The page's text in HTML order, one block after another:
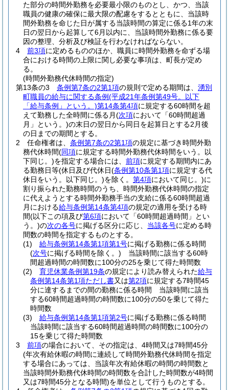
た部分の時間外勤務を必要最小限のものとし、かつ、当該
職員の健康の確保に最大限の配慮をするとともに、当該時
間外勤務を命じた日が属する当該時間の算定に係る1年の末
日の翌日から起算して6月以内に、当該時間外勤務に係る要
因の整理、分析及び検証を行わなければならない。
4
前3項に定めるもののほか、職員に時間外勤務を命ずる場
合における時間の上限に関し必要な事項は、町長が定め
る。
(時間外勤務代休時間の指定)
第13条の3
条例第7条の2第1項の規則で定める期間は、 湧別
町職員の給与に関する条例(平成21年条例第49号。以下
「給与条例」という。)第14条第4項に規定する60時間を超
えて勤務した全時間に係る月(次項において「60時間超過
月」という。)の末日の翌日から同日を起算日とする2月後
の日までの期間とする。
2
任命権者は、 条例第7条の2第1項の規定に基づき時間外勤
務代休時間(同項に規定する時間外勤務代休時間をいう。以
下同じ。)を指定する場合には、 前項に規定する期間内にあ
る勤務日等(休日及び代休日(条例第10条第1項に規定する代
休日をいう。以下同じ。)を除く。 第4項において同じ。)に
割り振られた勤務時間のうち、時間外勤務代休時間の指定
に代えようとする時間外勤務手当の支給に係る60時間超過
月における給与条例第14条第4項の規定の適用を受ける時
間(以下この項及び第6項において「60時間超過時間」とい
う。)の次の各号に掲げる区分に応じ、 当該各号に定める時
間数の時間を指定するものとする。
(1)
給与条例第14条第1項第1号に掲げる勤務に係る時間
(次号に掲げる時間を除く。) 当該時間に該当する60時
間超過時間の時間数に100分の25を乗じて得た時間数
(2)
育児休業条例第19条の規定により読み替えられた給与
条例第14条第1項ただし書又は第2項に規定する7時間45
分に達するまでの間の勤務に係る時間 当該時間に該当
する60時間超過時間の時間数に100分の50を乗じて得た
時間数
(3)
給与条例第14条第1項第2号に掲げる勤務に係る時間
当該時間に該当する60時間超過時間の時間数に100分の
15を乗じて得た時間数
3
前項の場合において、その指定は、4時間又は7時間45分
(年次有給休暇の時間に連続して時間外勤務代休時間を指定
する場合にあっては、当該年次有給休暇の時間の時間数と
当該時間外勤務代休時間の時間数を合計した時間数が4時間
又は7時間45分となる時間)を単位として行うものとする。